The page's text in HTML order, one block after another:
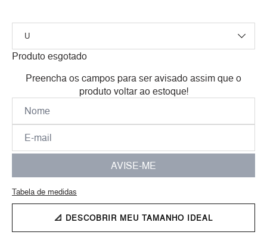
Produto esgotado
Preencha os campos para ser avisado assim que o
produto voltar ao estoque!
AVISE-ME
Tabela de medidas
📐 DESCOBRIR MEU TAMANHO IDEAL